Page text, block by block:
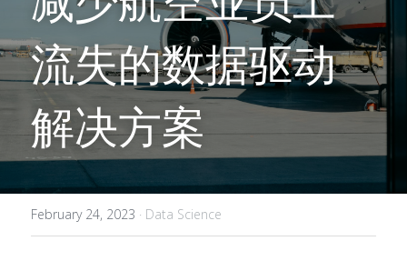
流失的数据驱动
解决方案
February 24, 2023 · Data Science